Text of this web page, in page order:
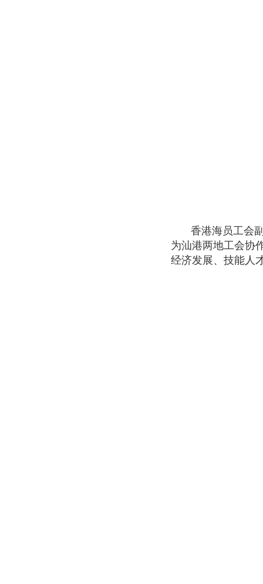
香港海员工会
为汕港两地工会协
经济发展、技能人